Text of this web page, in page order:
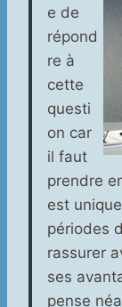
e de
répond
re à
cette
questi
on car
il faut
prendre
est
périodes
rassurer
ses
pense